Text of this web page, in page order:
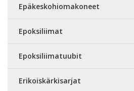
Epäkeskohiomakoneet
Epoksiliimat
Epoksiliimatuubit
Erikoiskärkisarjat